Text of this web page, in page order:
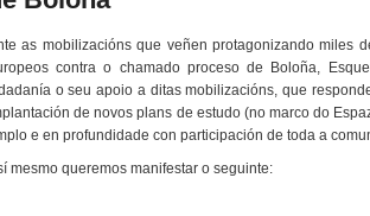
as mobilizacións que veñen protagonizando miles
contra o chamado proceso de Boloña,
o seu apoio a ditas mobilizacións, que
de novos plans de estudo (no marco do
e en profundidade con participación de toda a
mesmo queremos manifestar o seguinte: